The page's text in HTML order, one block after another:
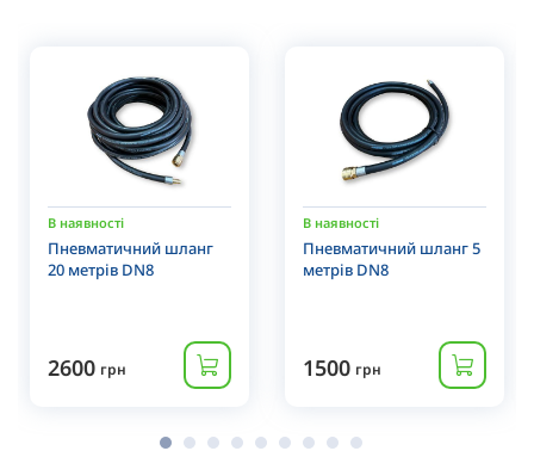
В наявності
Пневматичний шланг
20 метрів DN8
2600 грн
В наявності
Пневматичний шланг 5
метрів DN8
1500 грн